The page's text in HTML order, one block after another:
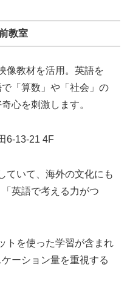
教室
像教材を活用。英語を
で「算数」や「社会」の
心を刺激します。
6-13-21 4F
ていて、海外の文化にも
英語で考える力がつ
トを使った学習が含まれ
ーション量を重視する